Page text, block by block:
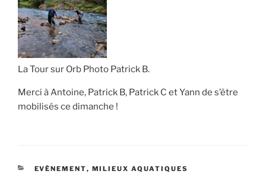
La Tour sur Orb Photo Patrick B.
Merci à Antoine, Patrick B, Patrick C et Yann de s’être
mobilisés ce dimanche !
CATÉGORIES
EVÈNEMENT, MILIEUX AQUATIQUES